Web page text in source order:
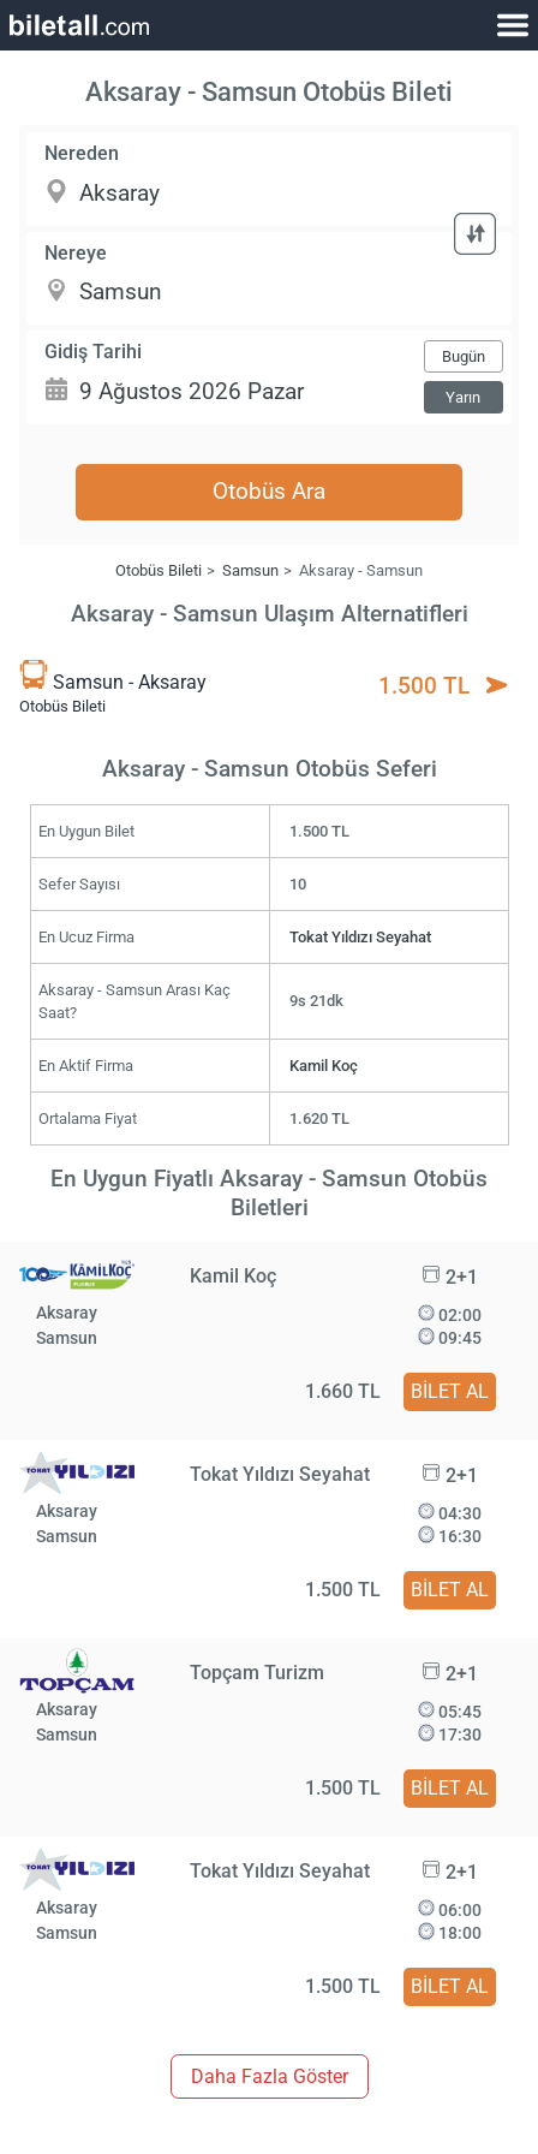
Aksaray - Samsun Otobüs Bileti
Nereden
Nereye
Gidiş Tarihi Bugün
Yarın
Otobüs Ara
Otobüs Bileti Samsun Aksaray - Samsun
Aksaray - Samsun Ulaşım Alternatifleri
Samsun - Aksaray
Otobüs Bileti
1.500 TL
Aksaray - Samsun Otobüs Seferi
En Uygun Bilet 1.500 TL
Sefer Sayısı 10
En Ucuz Firma Tokat Yıldızı Seyahat
Aksaray - Samsun Arası Kaç
Saat?
9s 21dk
En Aktif Firma Kamil Koç
Ortalama Fiyat 1.620 TL
En Uygun Fiyatlı Aksaray - Samsun Otobüs
Biletleri
Kamil Koç 2+1
Aksaray
Samsun
02:00
09:45
1.660 TL BİLET AL
Tokat Yıldızı Seyahat 2+1
Aksaray
Samsun
04:30
16:30
1.500 TL BİLET AL
Topçam Turizm 2+1
Aksaray
Samsun
05:45
17:30
1.500 TL BİLET AL
Tokat Yıldızı Seyahat 2+1
Aksaray
Samsun
06:00
18:00
1.500 TL BİLET AL
Daha Fazla Göster